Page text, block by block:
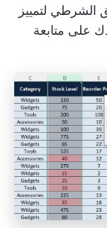
الشرطي لتمييز
على متابعة